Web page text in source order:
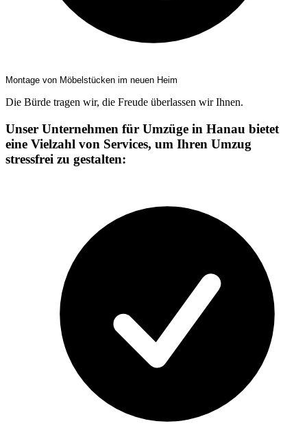
Montage von Möbelstücken im neuen Heim
Die Bürde tragen wir, die Freude überlassen wir Ihnen.
Unser Unternehmen für Umzüge in Hanau bietet
eine Vielzahl von Services, um Ihren Umzug
stressfrei zu gestalten: